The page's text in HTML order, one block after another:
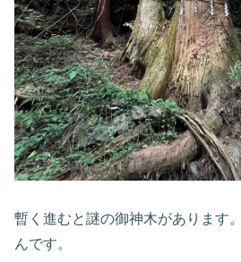
暫く進むと謎の御神木があります
んです。